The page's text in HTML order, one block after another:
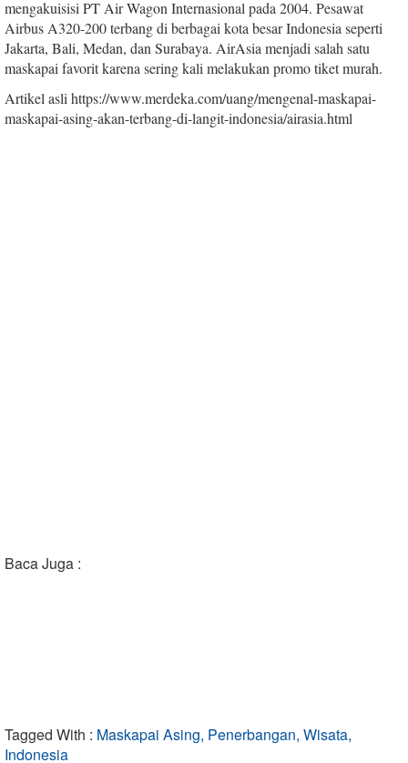
mengakuisisi PT Air Wagon Internasional pada 2004. Pesawat
Airbus A320-200 terbang di berbagai kota besar Indonesia seperti
Jakarta, Bali, Medan, dan Surabaya. AirAsia menjadi salah satu
maskapai favorit karena sering kali melakukan promo tiket murah.
Artikel asli https://www.merdeka.com/uang/mengenal-maskapai-
maskapai-asing-akan-terbang-di-langit-indonesia/airasia.html
Baca Juga :
Tagged With : Maskapai Asing, Penerbangan, Wisata,
Indonesia